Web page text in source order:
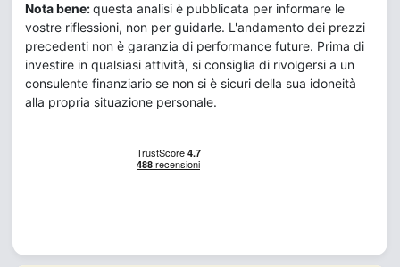
Nota bene:questa analisi è pubblicata per informare le
vostre riflessioni, non per guidarle. L'andamento dei prezzi
precedenti non è garanzia di performance future. Prima di
investire in qualsiasi attività, si consiglia di rivolgersi a un
consulente finanziario se non si è sicuri della sua idoneità
alla propria situazione personale.